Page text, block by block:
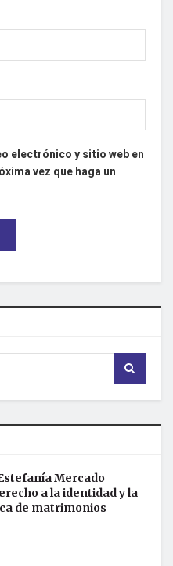
electrónico y sitio web en
vez que haga un
Mercado
a la identidad y la
de matrimonios